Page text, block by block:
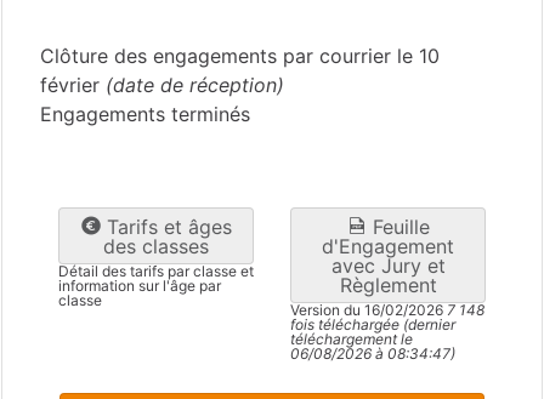
Clôture des engagements par courrier le 10
février (date de réception)
Engagements terminés
Tarifs et âges
des classes
Détail des tarifs par classe et
information sur l'âge par
classe
Feuille
d'Engagement
avec Jury et
Règlement
Version du 16/02/2026 7 148
fois téléchargée (dernier
téléchargement le
06/08/2026 à 08:34:47)